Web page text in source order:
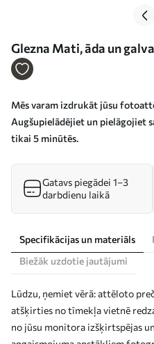
Glezna Mati, āda un
Mēs varam izdrukāt jūsu
Augšupielādējiet un pielāgojiet
tikai 5 minūtēs.
Gatavs piegādei 1–3
darbdienu laikā
Specifikācijas un materiāls
Biežāk uzdotie jautājumi
Lūdzu, ņemiet vērā: attēloto
atšķirties no tīmekļa vietnē
no jūsu monitora izšķirtspējas